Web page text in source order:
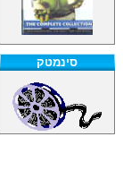
סינמטק